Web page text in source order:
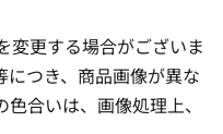
更する場合がございま
につき、商品画像が異な
合いは、画像処理上、